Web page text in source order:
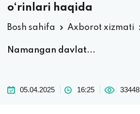
o‘rinlari haqida
Bosh sahifa Axborot xizmati
Namangan davlat...
05.04.2025 16:25 33448